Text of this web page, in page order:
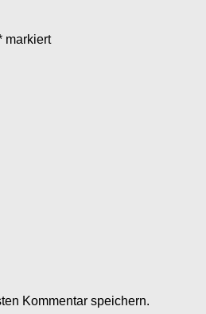
markiert
Kommentar speichern.